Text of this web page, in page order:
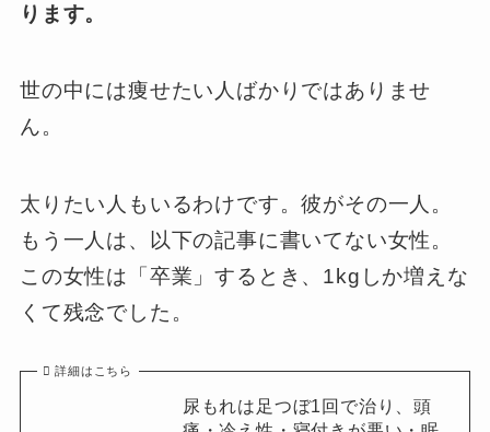
ります。
世の中には痩せたい人ばかりではありませ
ん。
太りたい人もいるわけです。彼がその一人。
もう一人は、以下の記事に書いてない女性。
この女性は「卒業」するとき、1kgしか増えな
くて残念でした。
詳細はこちら
尿もれは足つぼ1回で治り、頭